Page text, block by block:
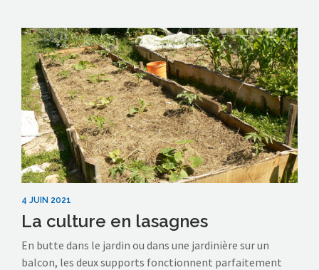
4 JUIN 2021
La culture en lasagnes
En butte dans le jardin ou dans une jardinière sur un
balcon, les deux supports fonctionnent parfaitement